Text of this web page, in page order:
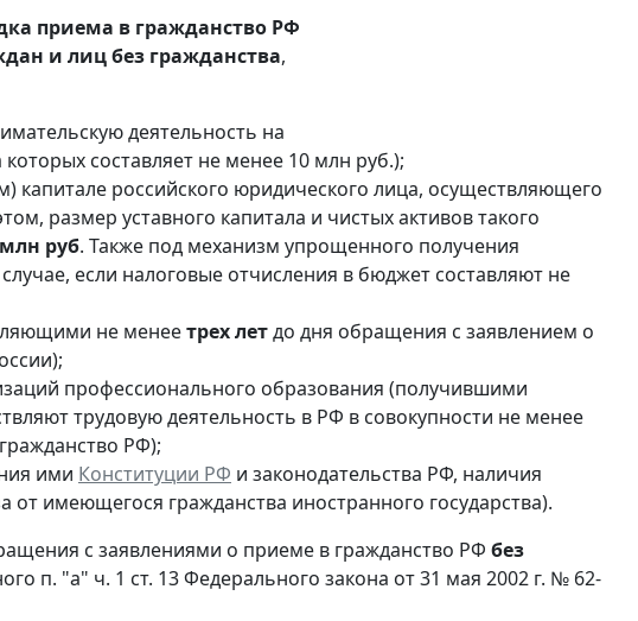
приема в гражданство РФ
и лиц без гражданства,
деятельность на
составляет не менее 10 млн руб.);
капитале российского юридического лица, осуществляющего
размер уставного капитала и чистых активов такого
руб. Также под механизм упрощенного получения
если налоговые отчисления в бюджет составляют не
не менеетрех летдо дня обращения с заявлением о
профессионального образования (получившими
трудовую деятельность в РФ в совокупности не менее
РФ);
ими Конституции РФ и законодательства РФ, наличия
от имеющегося гражданства иностранного государства).
с заявлениями о приеме в гражданство РФ без
п. "а" ч. 1 ст. 13 Федерального закона от 31 мая 2002 г. № 62-